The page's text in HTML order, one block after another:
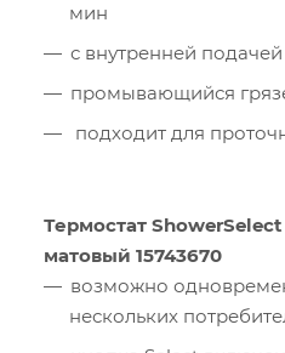
мин
с внутренней
промывающийся
подходит для
Термостат
матовый 15743670
возможно
нескольких